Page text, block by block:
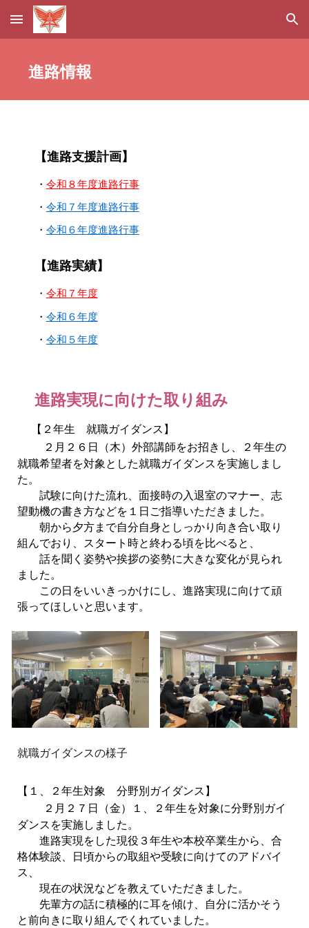
Skip to main content Skip to navigation
進路情報
【進路支援計画】
・ 令和８年度進路行事
・ 令和７年度進路行事
・ 令和６年度進路行事
【進路実績】
・ 令和７年度
・ 令和６年度
・ 令和５年度
進路実現に向けた取り組み
【２年生 就職ガイダンス】
２月２６日（木）外部講師をお招きし、２年生の
就職希望者を対象とした就職ガイダンスを実施しまし
た。
試験に向けた流れ、面接時の入退室のマナー、志
望動機の書き方などを１日ご指導いただきました。
朝から夕方まで自分自身としっかり向き合い取り
組んでおり、スタート時と終わる頃を比べると、
話を聞く姿勢や挨拶の姿勢に大きな変化が見られ
ました。
この日をいいきっかけにし、進路実現に向けて頑
張ってほしいと思います。
就職ガイダンスの様子
【１、２年生対象 分野別ガイダンス】
２月２７日（金）１、２年生を対象に分野別ガイ
ダンスを実施しました。
進路実現をした現役３年生や本校卒業生から、合
格体験談、日頃からの取組や受験に向けてのアドバイ
ス、
現在の状況などを教えていただきました。
先輩方の話に積極的に耳を傾け、自分に活かそう
と前向きに取り組んでくれていました。